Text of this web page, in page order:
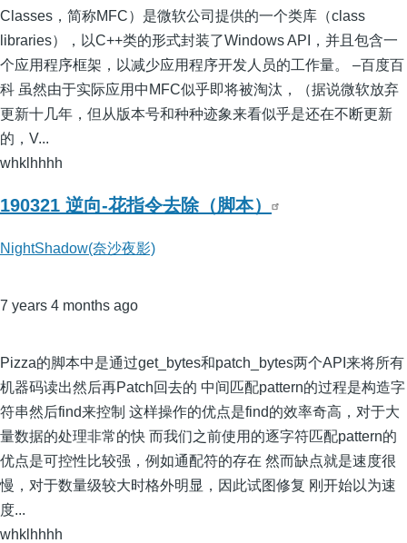
Classes，简称MFC）是微软公司提供的一个类库（class
libraries），以C++类的形式封装了Windows API，并且包含一
个应用程序框架，以减少应用程序开发人员的工作量。 –百度百
科 虽然由于实际应用中MFC似乎即将被淘汰，（据说微软放弃
更新十几年，但从版本号和种种迹象来看似乎是还在不断更新
的，V...
whklhhhh
190321 逆向-花指令去除（脚本）
NightShadow(奈沙夜影)
7 years 4 months ago
Pizza的脚本中是通过get_bytes和patch_bytes两个API来将所有
机器码读出然后再Patch回去的 中间匹配pattern的过程是构造字
符串然后find来控制 这样操作的优点是find的效率奇高，对于大
量数据的处理非常的快 而我们之前使用的逐字符匹配pattern的
优点是可控性比较强，例如通配符的存在 然而缺点就是速度很
慢，对于数量级较大时格外明显，因此试图修复 刚开始以为速
度...
whklhhhh